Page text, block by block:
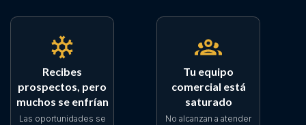
Recibes
prospectos, pero
muchos se enfrían
Las oportunidades se
Tu equipo
comercial está
saturado
No alcanzan a atender